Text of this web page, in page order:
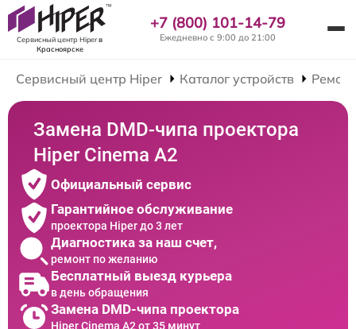
Сервисный центр Hiperв
Красноярске
+7 (800) 101-14-79
Ежедневно с 9:00 до 21:00
Сервисный центр Hiper Каталог устройств
Замена DMD-чипа проектора
Hiper Cinema A2
Официальный сервис
Гарантийное обслуживание
проектора Hiper до 3 лет
Диагностика за наш счет,
ремонт по желанию
Бесплатный выезд курьера
в день обращения
Замена DMD-чипа проектора
Hiper Cinema A2 от 35 минут